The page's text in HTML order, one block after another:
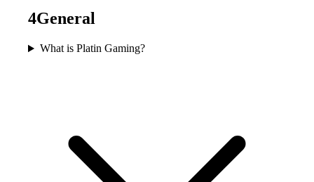
4General
What is Platin Gaming?